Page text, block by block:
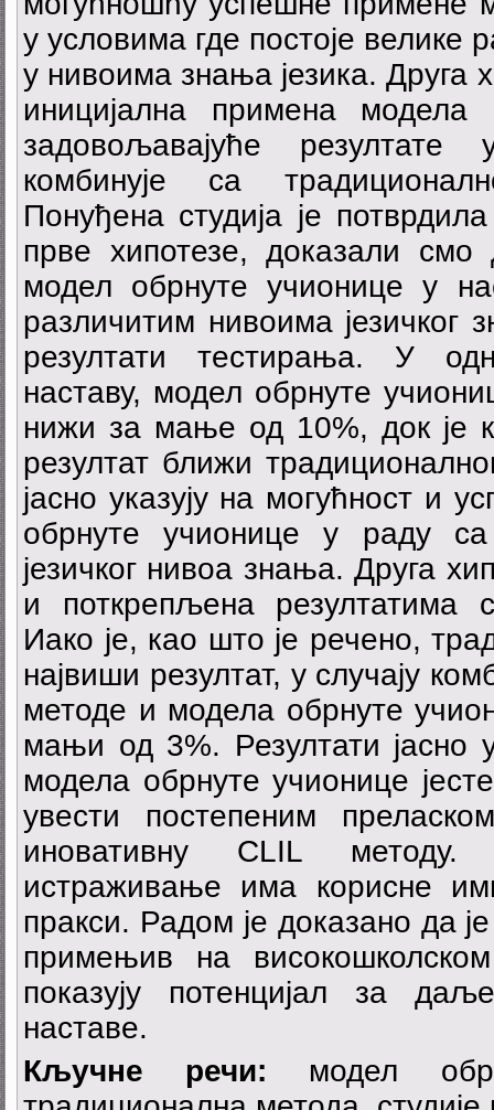
у условима где постоје велике
у нивоима знања језика. Друга
иницијална примена модела
задовољавајуће
комбинује са
Понуђена студија је
прве хипотезе, доказали
модел обрнуте учионице у
различитим нивоима језичког
резултати тестирања. У
наставу, модел обрнуте
нижи за мање од 10%, док је
резултат ближи
јасно указују на могућност и
обрнуте учионице у раду са
језичког нивоа знања. Друга
и поткрепљена резултатима
Иако је, као што је речено,
највиши резултат, у случају
методе и модела обрнуте
мањи од 3%. Резултати јасно
модела обрнуте учионице
увести постепеним
иновативну CLIL
истраживање има корисне
пракси. Радом је доказано да
примењив на
показују потенцијал за
наставе.
Кључне речи: модел